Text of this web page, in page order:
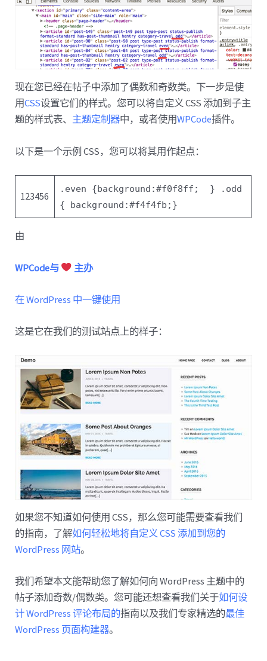
现在您已经在帖子中添加了偶数和奇数类。下一步是使
用CSS设置它们的样式。您可以将自定义 CSS 添加到子主
题的样式表、 主题定制器中，或者使用WPCode插件。
以下是一个示例 CSS，您可以将其用作起点：
123456
.even {background :#f0f8ff ; }
.odd
{
background :#f4f4fb ; }
由
WPCode与 主办
在 WordPress 中一键使用
这是它在我们的测试站点上的样子：
如果您不知道如何使用 CSS，那么您可能需要查看我们
的指南，了解如何轻松地将自定义 CSS 添加到您的
WordPress 网站。
我们希望本文能帮助您了解如何向 WordPress 主题中的
帖子添加奇数/偶数类。您可能还想查看我们关于如何设
计 WordPress 评论布局的指南以及我们专家精选的最佳
WordPress 页面构建器。